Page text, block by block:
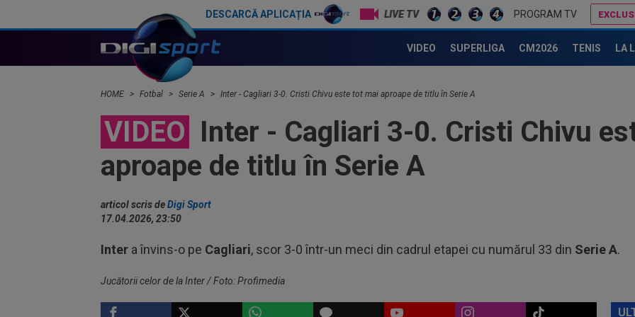
DESCARCĂ APLICAȚIA LIVE TV PROGRAM TV
VIDEO SUPERLIGA CM2026 TENIS LA
HOME Fotbal Serie A Inter - Cagliari 3-0. Cristi Chivu este tot mai aproape de titlu în Serie A
VIDEO Inter - Cagliari 3-0. Cristi Chivu
aproape de titlu în Serie A
articol scris deDigi Sport
17.04.2026, 23:50
Inter a învins-o pe Cagliari, scor 3-0 într-un meci din cadrul etapei cu numărul 33 din Serie A.
Jucătorii celor de la Inter / Foto: Profimedia
dar
la
ca